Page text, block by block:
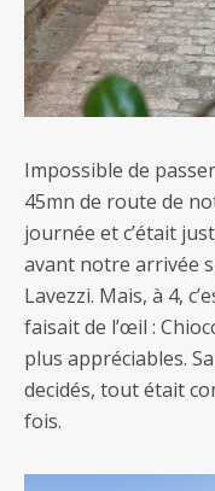
Impossible de
45mn de route de
journée et c’était
avant notre arrivée
Lavezzi. Mais, à 4,
faisait de l’œil :
plus appréciables.
decidés, tout était
fois.